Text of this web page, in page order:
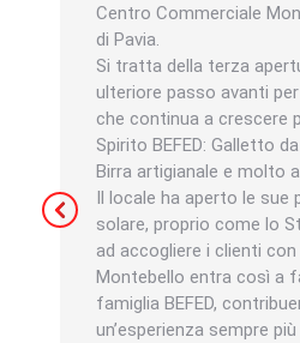
Centro Commerciale
di Pavia.
Si tratta della terza
ulteriore passo avanti
che continua a crescere
Spirito BEFED: Galletto
Birra artigianale e molto
Il locale ha aperto le sue
solare, proprio come lo
ad accogliere i clienti
Montebello entra così a
famiglia BEFED,
un’esperienza sempre